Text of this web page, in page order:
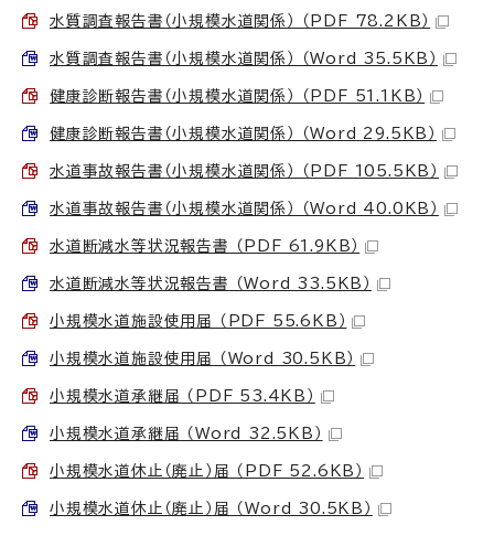
水質調査報告書（小規模水道関係） （PDF 78.2KB）
水質調査報告書（小規模水道関係） （Word 35.5KB）
健康診断報告書（小規模水道関係） （PDF 51.1KB）
健康診断報告書（小規模水道関係） （Word 29.5KB）
水道事故報告書（小規模水道関係） （PDF 105.5KB）
水道事故報告書（小規模水道関係） （Word 40.0KB）
水道断減水等状況報告書 （PDF 61.9KB）
水道断減水等状況報告書 （Word 33.5KB）
小規模水道施設使用届 （PDF 55.6KB）
小規模水道施設使用届 （Word 30.5KB）
小規模水道承継届 （PDF 53.4KB）
小規模水道承継届 （Word 32.5KB）
小規模水道休止（廃止）届 （PDF 52.6KB）
小規模水道休止（廃止）届 （Word 30.5KB）